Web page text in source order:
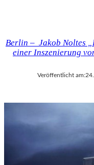
Berlin – Jakob Noltes
einer Inszenierung
Veröffentlicht am: